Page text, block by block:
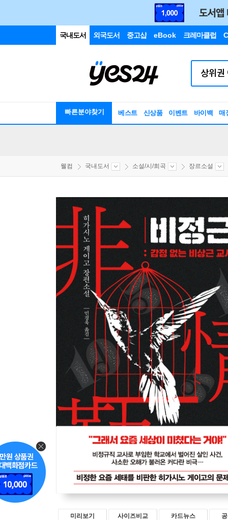
국내도서 외국도서 중고샵 eBook 크레마클럽
빠른분야찾기 베스트 신상품 이벤트 바이백 매
웰컴 국내도서 소설/시/희곡 장르소설
미리보기 사이즈비교 카드뉴스